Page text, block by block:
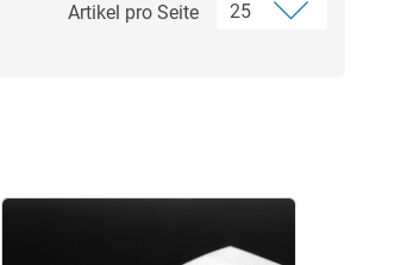
Artikel pro Seite